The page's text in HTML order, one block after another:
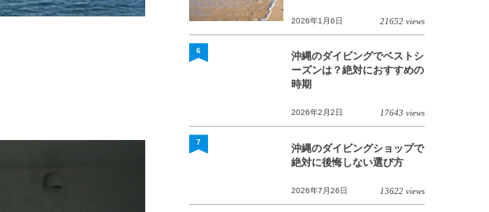
2026年1月6日 21652 views
沖縄のダイビングでベストシ
ーズンは？絶対におすすめの
時期
2026年2月2日 17643 views
6
沖縄のダイビングショップで
絶対に後悔しない選び方
2026年7月26日 13622 views
7